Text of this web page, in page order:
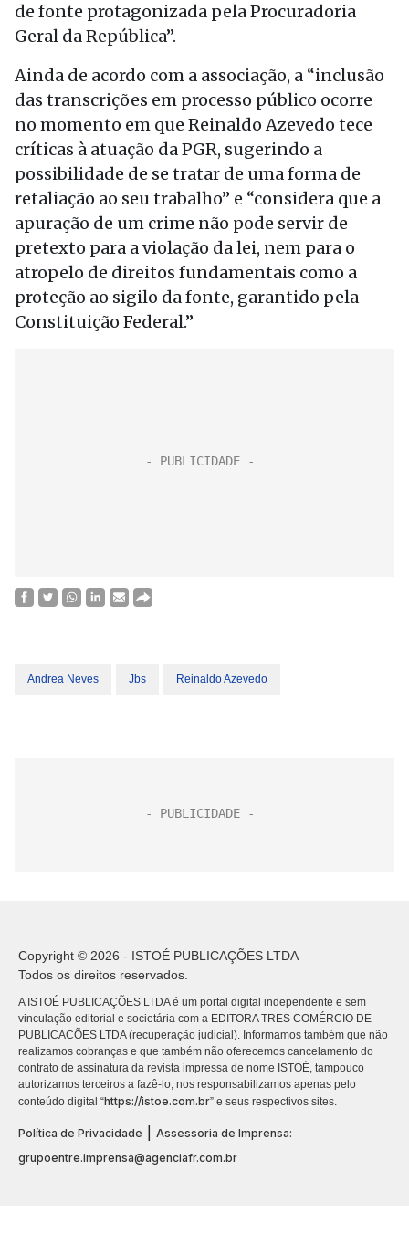
de fonte protagonizada pela Procuradoria
Geral da República”.
Ainda de acordo com a associação, a “inclusão
das transcrições em processo público ocorre
no momento em que Reinaldo Azevedo tece
críticas à atuação da PGR, sugerindo a
possibilidade de se tratar de uma forma de
retaliação ao seu trabalho” e “considera que a
apuração de um crime não pode servir de
pretexto para a violação da lei, nem para o
atropelo de direitos fundamentais como a
proteção ao sigilo da fonte, garantido pela
Constituição Federal.”
Andrea Neves Jbs Reinaldo Azevedo
Copyright © 2026 - ISTOÉ PUBLICAÇÕES LTDA
Todos os direitos reservados.
A ISTOÉ PUBLICAÇÕES LTDA é um portal digital independente e sem
vinculação editorial e societária com a EDITORA TRES COMÉRCIO DE
PUBLICACÕES LTDA (recuperação judicial). Informamos também que não
realizamos cobranças e que também não oferecemos cancelamento do
contrato de assinatura da revista impressa de nome ISTOÉ, tampouco
autorizamos terceiros a fazê-lo, nos responsabilizamos apenas pelo
conteúdo digital “https://istoe.com.br” e seus respectivos sites.
Política de Privacidade
Assessoria de Imprensa:
grupoentre.imprensa@agenciafr.com.br